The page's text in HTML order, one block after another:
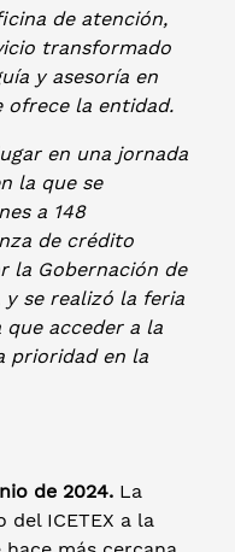
de atención,
transformado
y asesoría en
ofrece la entidad.
en una jornada
la que se
a 148
de crédito
la Gobernación de
y se realizó la feria
acceder a la
prioridad en la
de 2024. La
ICETEX a la